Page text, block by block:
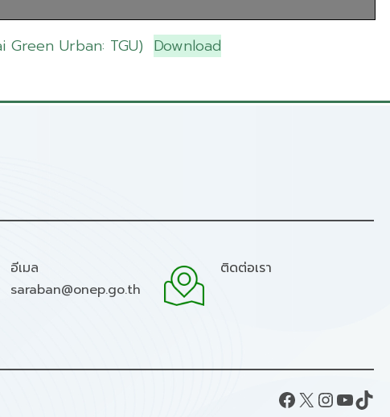
Green Urban: TGU) Download
อีเมล
saraban@onep.go.th
ติดต่อเรา
Facebook X InstagramYouTube TikTok